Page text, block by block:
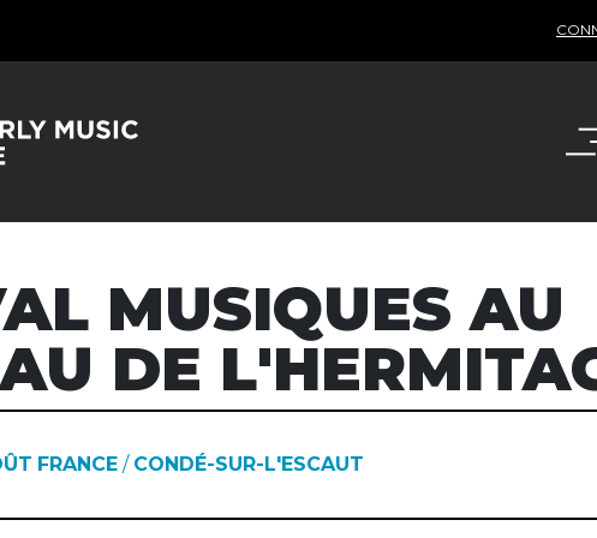
MUSIQUES AU
DE
FRANCE / CONDÉ-SUR-L'ESCAUT